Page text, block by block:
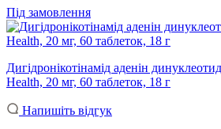
Під замовлення
Дигідронікотінамід аденін
Health, 20 мг, 60 таблеток, 18 г
Напишіть відгук